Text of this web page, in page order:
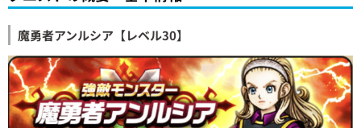
魔勇者アンルシア【レベル30】